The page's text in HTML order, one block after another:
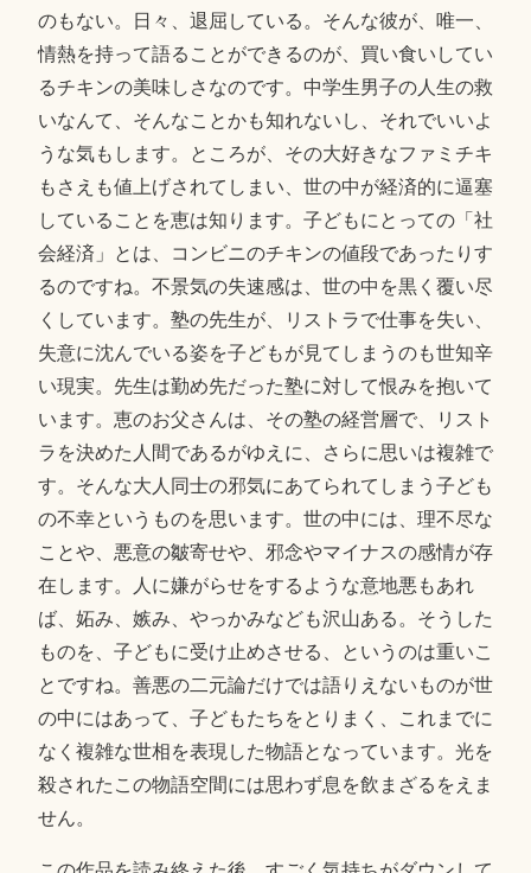
のもない。日々、退屈している。そんな彼が、唯一、
情熱を持って語ることができるのが、買い食いしてい
るチキンの美味しさなのです。中学生男子の人生の救
いなんて、そんなことかも知れないし、それでいいよ
うな気もします。ところが、その大好きなファミチキ
もさえも値上げされてしまい、世の中が経済的に逼塞
していることを恵は知ります。子どもにとっての「社
会経済」とは、コンビニのチキンの値段であったりす
るのですね。不景気の失速感は、世の中を黒く覆い尽
くしています。塾の先生が、リストラで仕事を失い、
失意に沈んでいる姿を子どもが見てしまうのも世知辛
い現実。先生は勤め先だった塾に対して恨みを抱いて
います。恵のお父さんは、その塾の経営層で、リスト
ラを決めた人間であるがゆえに、さらに思いは複雑で
す。そんな大人同士の邪気にあてられてしまう子ども
の不幸というものを思います。世の中には、理不尽な
ことや、悪意の皺寄せや、邪念やマイナスの感情が存
在します。人に嫌がらせをするような意地悪もあれ
ば、妬み、嫉み、やっかみなども沢山ある。そうした
ものを、子どもに受け止めさせる、というのは重いこ
とですね。善悪の二元論だけでは語りえないものが世
の中にはあって、子どもたちをとりまく、これまでに
なく複雑な世相を表現した物語となっています。光を
殺されたこの物語空間には思わず息を飲まざるをえま
せん。